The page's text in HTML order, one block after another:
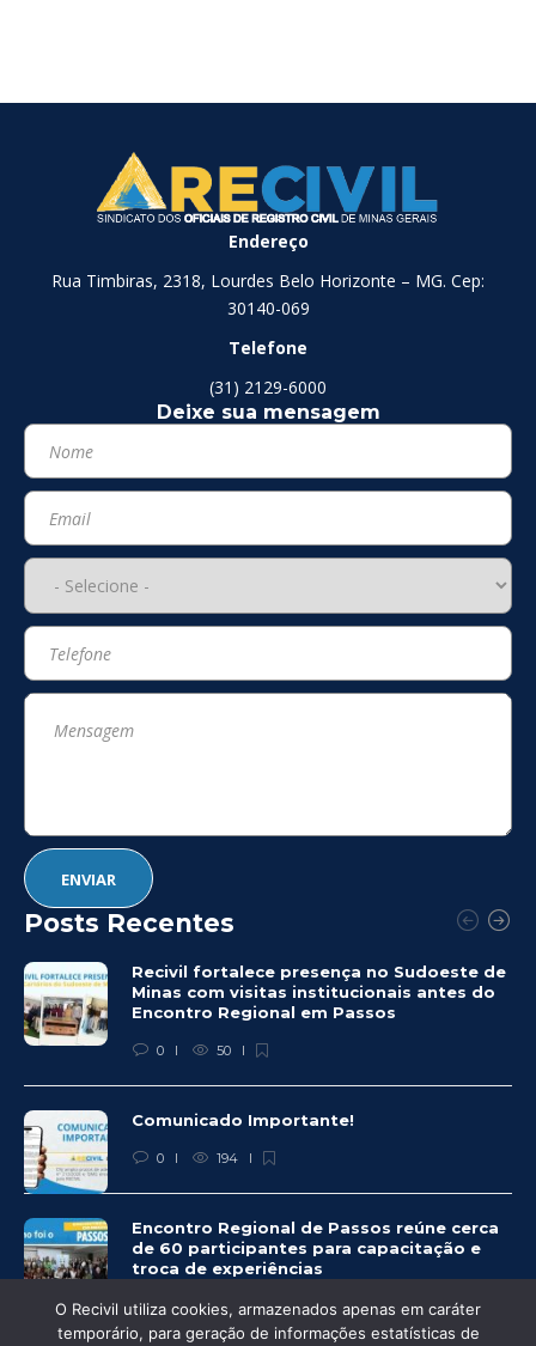
Endereço
Rua Timbiras, 2318, Lourdes Belo Horizonte – MG. Cep:
30140-069
Telefone
(31) 2129-6000
Deixe sua mensagem
Posts Recentes
Recivil fortalece presença no Sudoeste de
Minas com visitas institucionais antes do
Encontro Regional em Passos
0 50
Comunicado Importante!
0 194
Encontro Regional de Passos reúne cerca
de 60 participantes para capacitação e
troca de experiências
0 225
O Recivil utiliza cookies, armazenados apenas em caráter
temporário, para geração de informações estatísticas de